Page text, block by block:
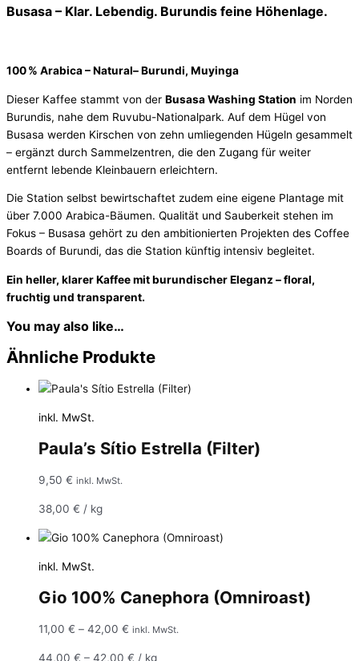
Busasa – Klar. Lebendig. Burundis feine Höhenlage.
100 % Arabica – Natural– Burundi, Muyinga
Dieser Kaffee stammt von der Busasa Washing Station im Norden
Burundis, nahe dem Ruvubu-Nationalpark. Auf dem Hügel von
Busasa werden Kirschen von zehn umliegenden Hügeln gesammelt
– ergänzt durch Sammelzentren, die den Zugang für weiter
entfernt lebende Kleinbauern erleichtern.
Die Station selbst bewirtschaftet zudem eine eigene Plantage mit
über 7.000 Arabica-Bäumen. Qualität und Sauberkeit stehen im
Fokus – Busasa gehört zu den ambitionierten Projekten des Coffee
Boards of Burundi, das die Station künftig intensiv begleitet.
Ein heller, klarer Kaffee mit burundischer Eleganz – floral,
fruchtig und transparent.
You may also like…
Ähnliche Produkte
inkl. MwSt.
Paula’s Sítio Estrella (Filter)
9,50 € inkl. MwSt.
38,00 € / kg
inkl. MwSt.
Gio 100% Canephora (Omniroast)
11,00 € – 42,00 € inkl. MwSt.
44,00 € – 42,00 € / kg